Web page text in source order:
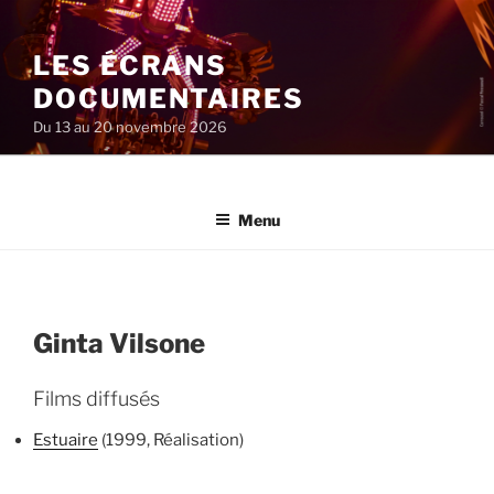
au
contenu
principal
LES ÉCRANS
DOCUMENTAIRES
Du 13 au 20 novembre 2026
Menu
Ginta Vilsone
Films diffusés
Estuaire (1999, Réalisation)